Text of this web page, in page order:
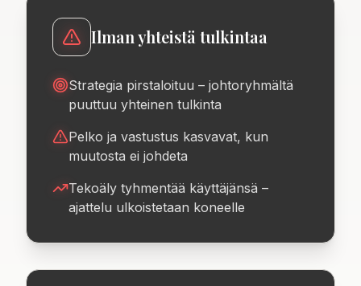
Ilman yhteistä tulkintaa
Strategia pirstaloituu – johtoryhmältä
puuttuu yhteinen tulkinta
Pelko ja vastustus kasvavat, kun
muutosta ei johdeta
Tekoäly tyhmentää käyttäjänsä –
ajattelu ulkoistetaan koneelle